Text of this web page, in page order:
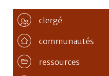
clergé
communautés
ressources